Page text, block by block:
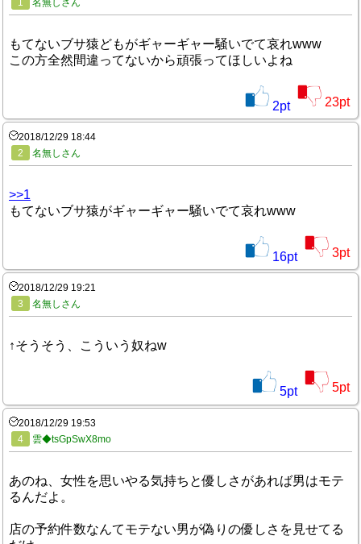
もてないブサ猿どもがギャーギャー騒いでて哀れwww
この方全然間違ってないから頑張ってほしいよね
2pt 23pt
2018/12/29 18:44
2
名無しさん
>>1
もてないブサ猿がギャーギャー騒いでて哀れwww
16pt 3pt
2018/12/29 19:21
3
名無しさん
↑そうそう、こういう奴ねw
5pt 5pt
2018/12/29 19:53
4
雲◆tsGpSwX8mo
あのね、女性を思いやる気持ちと優しさがあれば男はモテ
るんだよ。
店の予約件数なんてモテない男が偽りの優しさを見せてる